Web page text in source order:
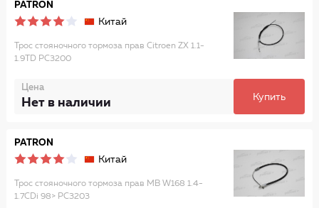
PATRON
Китай
Трос стояночного тормоза прав Citroen ZX 1.1-
1.9TD PC3200
Цена
Нет в наличии Купить
PATRON
Китай
Трос стояночного тормоза прав MB W168 1.4-
1.7CDi 98> PC3203